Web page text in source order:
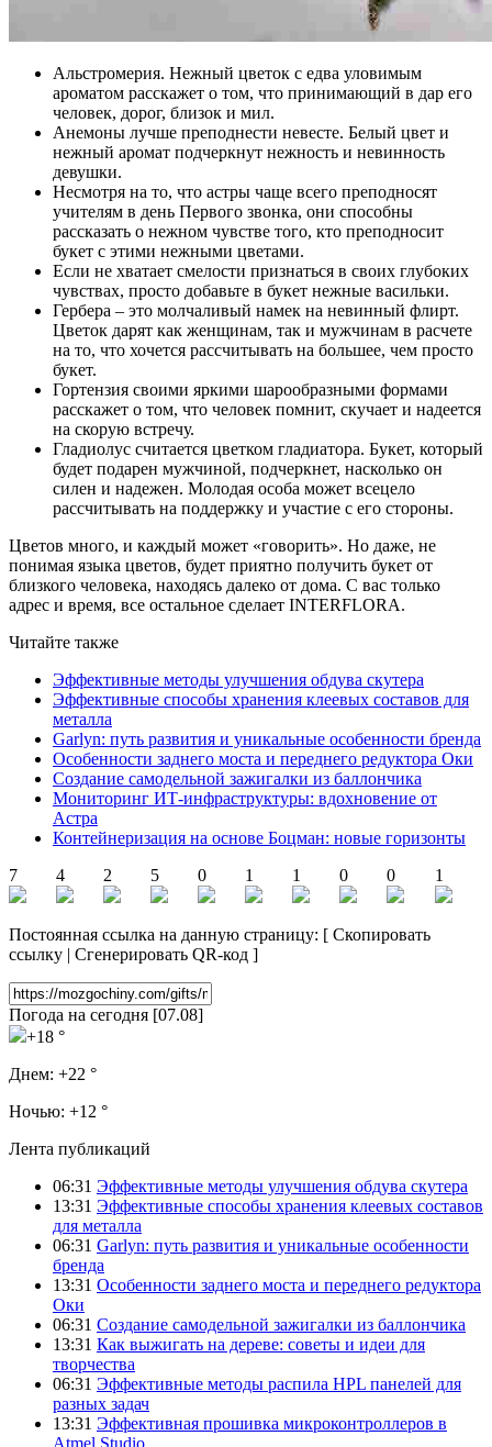
Альстромерия. Нежный цветок с едва уловимым
ароматом расскажет о том, что принимающий в дар его
человек, дорог, близок и мил.
Анемоны лучше преподнести невесте. Белый цвет и
нежный аромат подчеркнут нежность и невинность
девушки.
Несмотря на то, что астры чаще всего преподносят
учителям в день Первого звонка, они способны
рассказать о нежном чувстве того, кто преподносит
букет с этими нежными цветами.
Если не хватает смелости признаться в своих глубоких
чувствах, просто добавьте в букет нежные васильки.
Гербера – это молчаливый намек на невинный флирт.
Цветок дарят как женщинам, так и мужчинам в расчете
на то, что хочется рассчитывать на большее, чем просто
букет.
Гортензия своими яркими шарообразными формами
расскажет о том, что человек помнит, скучает и надеется
на скорую встречу.
Гладиолус считается цветком гладиатора. Букет, который
будет подарен мужчиной, подчеркнет, насколько он
силен и надежен. Молодая особа может всецело
рассчитывать на поддержку и участие с его стороны.
Цветов много, и каждый может «говорить». Но даже, не
понимая языка цветов, будет приятно получить букет от
близкого человека, находясь далеко от дома. С вас только
адрес и время, все остальное сделает INTERFLORA.
Читайте также
Эффективные методы улучшения обдува скутера
Эффективные способы хранения клеевых составов для
металла
Garlyn: путь развития и уникальные особенности бренда
Особенности заднего моста и переднего редуктора Оки
Создание самодельной зажигалки из баллончика
Мониторинг ИТ-инфраструктуры: вдохновение от
Астра
Контейнеризация на основе Боцман: новые горизонты
7
4 2 5 0 1 1 0 0 1
Постоянная ссылка на данную страницу: [ Скопировать
ссылку | Сгенерировать QR-код ]
Погода на сегодня [07.08]
+18 °
Днем: +22 °
Ночью: +12 °
Лента публикаций
06:31 Эффективные методы улучшения обдува скутера
13:31 Эффективные способы хранения клеевых составов
для металла
06:31 Garlyn: путь развития и уникальные особенности
бренда
13:31 Особенности заднего моста и переднего редуктора
Оки
06:31 Создание самодельной зажигалки из баллончика
13:31 Как выжигать на дереве: советы и идеи для
творчества
06:31 Эффективные методы распила HPL панелей для
разных задач
13:31 Эффективная прошивка микроконтроллеров в
Atmel Studio